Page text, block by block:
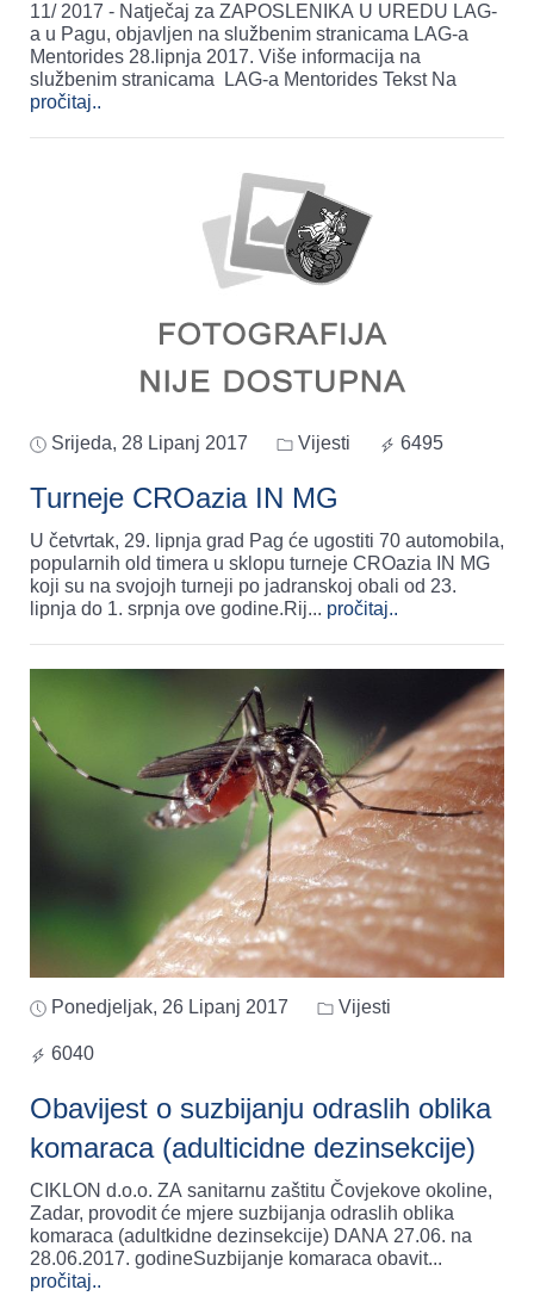
11/ 2017 - Natječaj za ZAPOSLENIKA U UREDU LAG-
a u Pagu, objavljen na službenim stranicama LAG-a
Mentorides 28.lipnja 2017. Više informacija na
službenim stranicama LAG-a Mentorides Tekst Na
pročitaj..
Srijeda, 28 Lipanj 2017 Vijesti 6495
Turneje CROazia IN MG
U četvrtak, 29. lipnja grad Pag će ugostiti 70 automobila,
popularnih old timera u sklopu turneje CROazia IN MG
koji su na svojojh turneji po jadranskoj obali od 23.
lipnja do 1. srpnja ove godine.Rij... pročitaj..
Ponedjeljak, 26 Lipanj 2017 Vijesti
6040
Obavijest o suzbijanju odraslih oblika
komaraca (adulticidne dezinsekcije)
CIKLON d.o.o. ZA sanitarnu zaštitu Čovjekove okoline,
Zadar, provodit će mjere suzbijanja odraslih oblika
komaraca (adultkidne dezinsekcije) DANA 27.06. na
28.06.2017. godineSuzbijanje komaraca obavit...
pročitaj..